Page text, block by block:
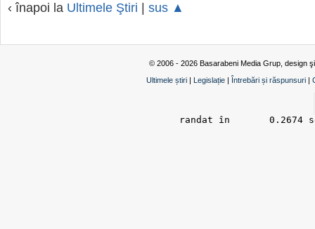
‹ înapoi la Ultimele Ştiri sus ▲
© 2006 - 2026 Basarabeni Media Grup, design
Ultimele știri
Legislație Întrebări și răspunsuri
randat în